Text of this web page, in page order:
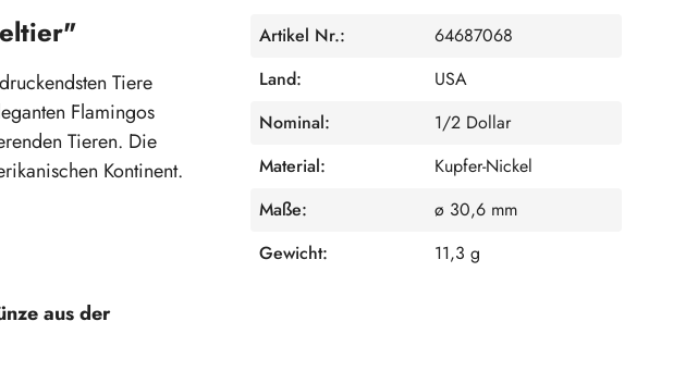
Tiere
Flamingos
Tieren. Die
Kontinent.
aus der
Artikel Nr.:
64687068
Land:
USA
Nominal:
1/2 Dollar
Material:
Kupfer-Nickel
Maße:
ø 30,6 mm
Gewicht:
11,3 g